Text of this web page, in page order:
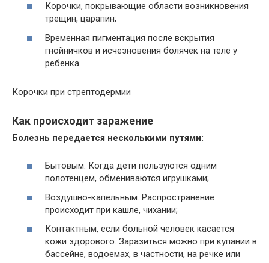
Корочки, покрывающие области возникновения
трещин, царапин;
Временная пигментация после вскрытия
гнойничков и исчезновения болячек на теле у
ребенка.
Корочки при стрептодермии
Как происходит заражение
Болезнь передается несколькими путями:
Бытовым. Когда дети пользуются одним
полотенцем, обмениваются игрушками;
Воздушно-капельным. Распространение
происходит при кашле, чихании;
Контактным, если больной человек касается
кожи здорового. Заразиться можно при купании в
бассейне, водоемах, в частности, на речке или